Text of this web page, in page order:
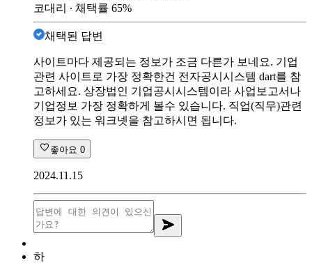
코대리 ∙ 채택률 65%
채택된 답변
사이트마다 제공되는 정보가 조금 다른가 보네요. 기업
관련 사이트로 가장 정확한건 전자공시시스템 dart를 참
고하세요. 상장법인 기업공시시스템이라 사업보고서나
기업정보 가장 정확하게 볼수 있습니다. 직업(직무)관련
정보가 있는 워크넷을 참고하시면 됩니다.
좋아요 0
2024.11.15
하